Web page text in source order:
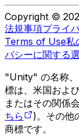
Copyright ©
法規事項プライ
Terms of Use私
バシーに関する
"Unity" の名称
標は、米国およ
またはその関係
ちら
)。その他
商標です。